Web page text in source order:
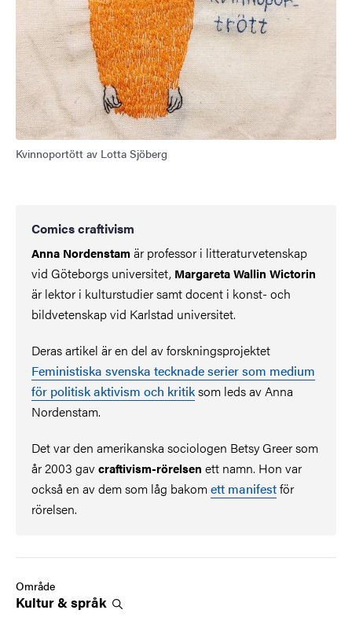
Kvinnoportött av Lotta Sjöberg
Comics craftivism
Anna Nordenstamär professor i litteraturvetenskap
vid Göteborgs universitet, Margareta Wallin Wictorin
är lektor i kulturstudier samt docent i konst- och
bildvetenskap vid Karlstad universitet.
Deras artikel är en del av forskningsprojektet
Feministiska svenska tecknade serier som medium
för politisk aktivism och kritiksom leds av Anna
Nordenstam.
Det var den amerikanska sociologen Betsy Greer som
år 2003 gavcraftivism-rörelsen ett namn. Hon var
också en av dem som låg bakomett manifestför
rörelsen.
Område
Kultur &språk